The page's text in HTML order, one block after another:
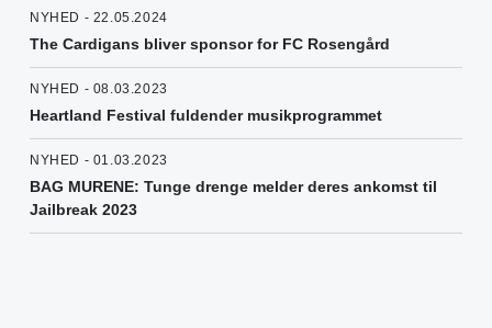
NYHED - 22.05.2024
The Cardigans bliver sponsor for FC Rosengård
NYHED - 08.03.2023
Heartland Festival fuldender musikprogrammet
NYHED - 01.03.2023
BAG MURENE: Tunge drenge melder deres ankomst til
Jailbreak 2023